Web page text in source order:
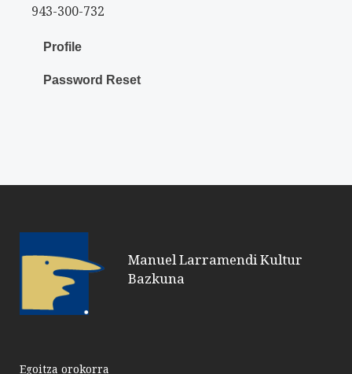
943-300-732
Profile
Password Reset
Manuel Larramendi Kultur
Bazkuna
Egoitza orokorra